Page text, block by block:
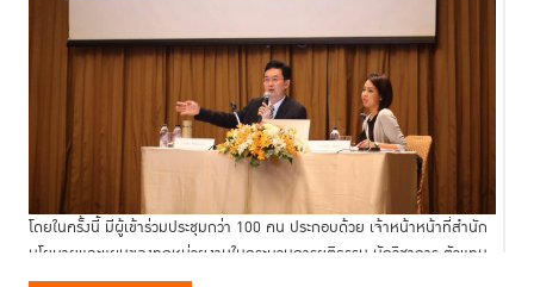
โดยในครั้งนี้ มีผู้เข้าร่วมประชุมกว่า 100 คน ประกอบด้วย เจ้าหน้าหน้าที่สำนัก
นโยบายและแผนของทุกหน่วยงานในกระบวนการยุติธรรม นักวิชาการ ตัวแทน
ภาคประชาสังคม และผู้ที่เกี่ยวข้องกับการปฏิรูป